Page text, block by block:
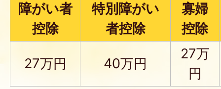
障がい者
控除
特別障がい
者控除
寡婦
控除
27万円 40万円
27万
円